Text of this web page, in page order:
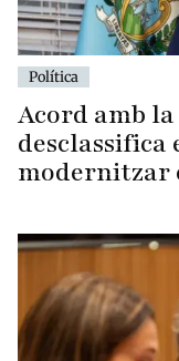
Política
Acord amb
modernitzar